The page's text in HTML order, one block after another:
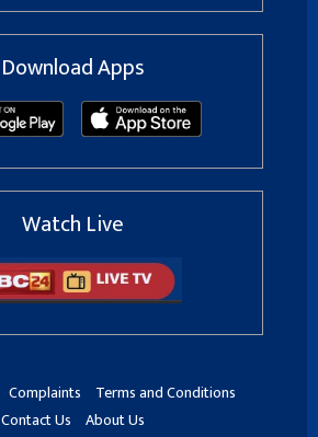
Download Apps
Watch Live
Complaints
Terms and Conditions
Contact Us
About Us